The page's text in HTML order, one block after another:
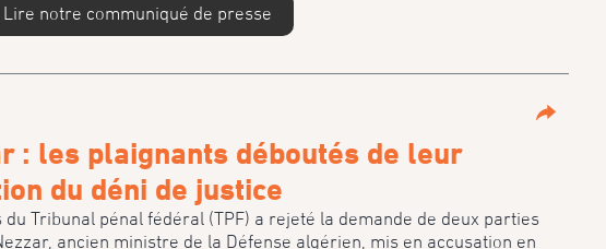
Lire notre communiqué de presse
Partage
: les plaignants déboutés de leur
du déni de justice
Tribunal pénal fédéral (TPF) a rejeté la demande de deux parties
ancien ministre de la Défense algérien, mis en accusation en